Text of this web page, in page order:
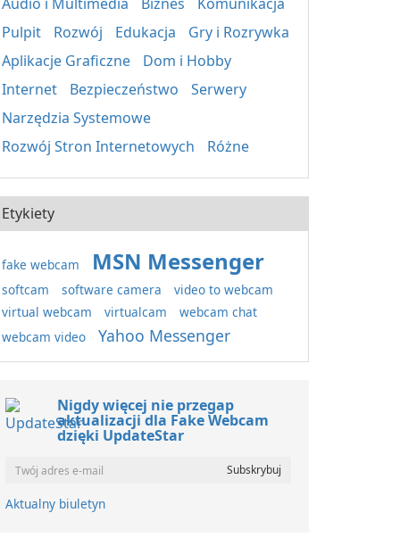
Pulpit
Rozwój Edukacja
Gry i Rozrywka
Aplikacje Graficzne
Dom i Hobby
Internet
Bezpieczeństwo
Serwery
Narzędzia Systemowe
Rozwój Stron Internetowych
Różne
Etykiety
fake webcam MSN Messenger
softcam software camera
video to webcam
virtual webcam
virtualcam
webcam chat
webcam video
Yahoo Messenger
Nigdy więcej nie przegap
aktualizacji dla Fake Webcam
dzięki UpdateStar
Aktualny biuletyn